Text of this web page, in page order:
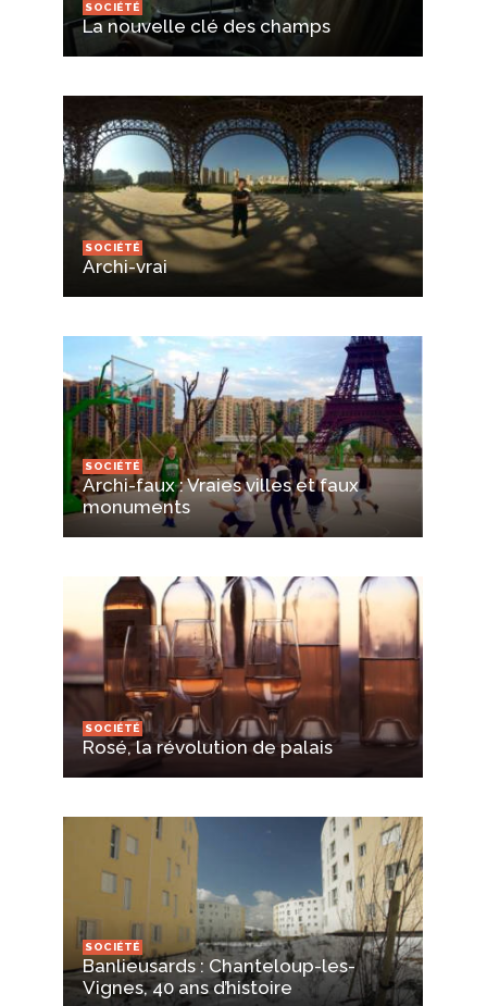
SOCIÉTÉ
La nouvelle clé des champs
SOCIÉTÉ
Archi-vrai
SOCIÉTÉ
Archi-faux : Vraies villes et faux
monuments
SOCIÉTÉ
Rosé, la révolution de palais
SOCIÉTÉ
Banlieusards : Chanteloup-les-
Vignes, 40 ans d’histoire